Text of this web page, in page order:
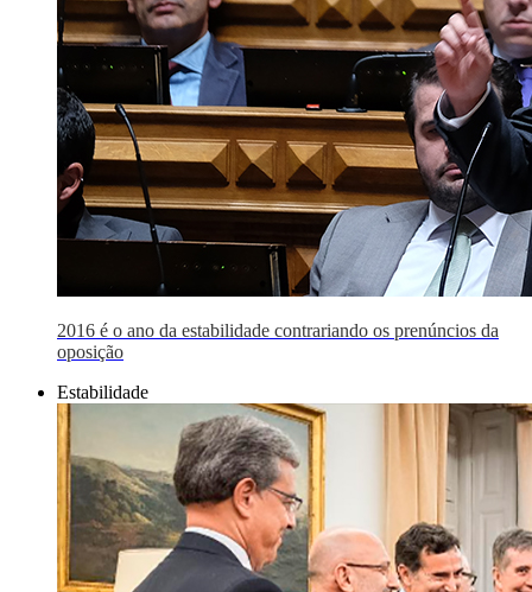
2016 é o ano da estabilidade contrariando os prenúncios da
oposição
Estabilidade